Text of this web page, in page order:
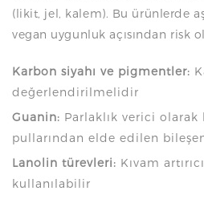
(likit, jel, kalem). Bu ürünlerde
vegan uygunluk açısından risk
Karbon siyahı ve pigmentler:
değerlendirilmelidir
Guanin: Parlaklık verici olarak
pullarından elde edilen
Lanolin türevleri: Kıvam
kullanılabilir